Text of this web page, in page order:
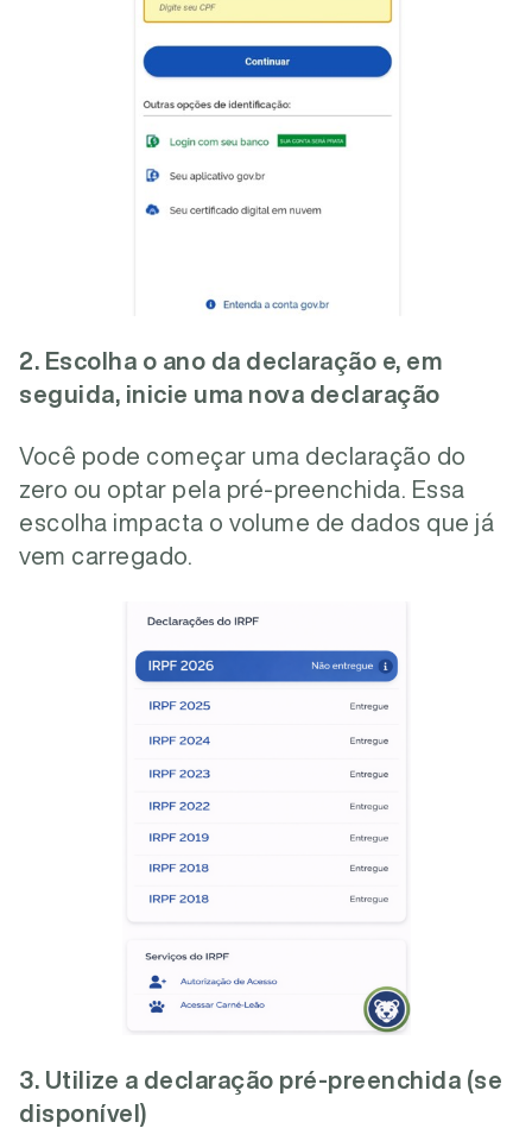
2. Escolha o ano da declaração e, em
seguida, inicie uma nova declaração
Você pode começar uma declaração do
zero ou optar pela pré-preenchida. Essa
escolha impacta o volume de dados que já
vem carregado.
3. Utilize a declaração pré-preenchida (se
disponível)